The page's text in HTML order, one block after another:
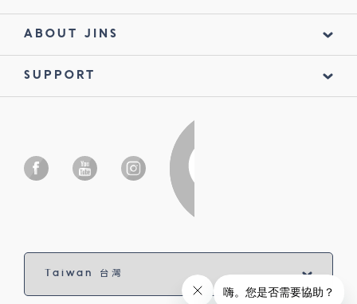
ABOUT JINS
SUPPORT